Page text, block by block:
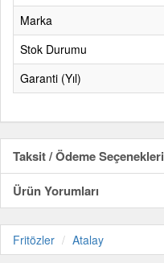
Marka
Stok Durumu
Garanti (Yıl)
Taksit / Ödeme Seçenekleri
Ürün Yorumları
Fritözler Atalay